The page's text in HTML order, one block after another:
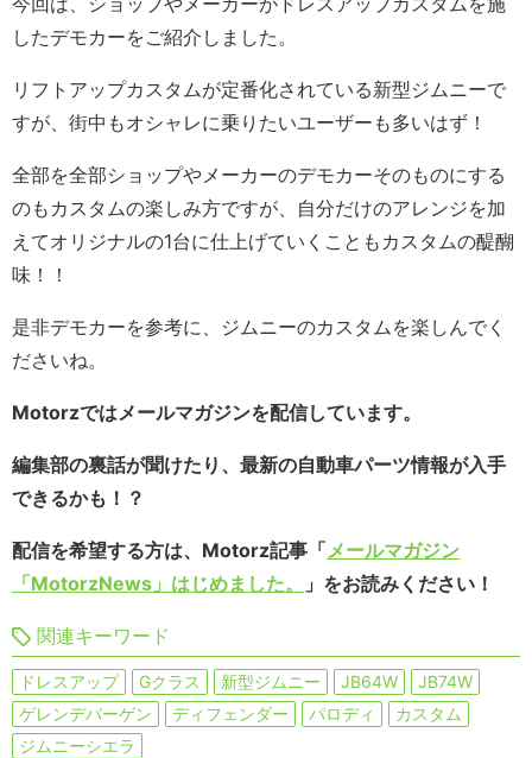
したデモカーをご紹介しました。
リフトアップカスタムが定番化されている新型ジムニーで
すが、街中もオシャレに乗りたいユーザーも多いはず！
全部を全部ショップやメーカーのデモカーそのものにする
のもカスタムの楽しみ方ですが、自分だけのアレンジを加
えてオリジナルの1台に仕上げていくこともカスタムの醍醐
味！！
是非デモカーを参考に、ジムニーのカスタムを楽しんでく
ださいね。
Motorzではメールマガジンを配信しています。
編集部の裏話が聞けたり、最新の自動車パーツ情報が入手
できるかも！？
配信を希望する方は、Motorz記事「メールマガジン
「MotorzNews」はじめました。
」をお読みください！
関連キーワード
ドレスアップ Gクラス 新型ジムニー JB64W
JB74W
ゲレンデバーゲン
ディフェンダー パロディ
カスタム
ジムニーシエラ